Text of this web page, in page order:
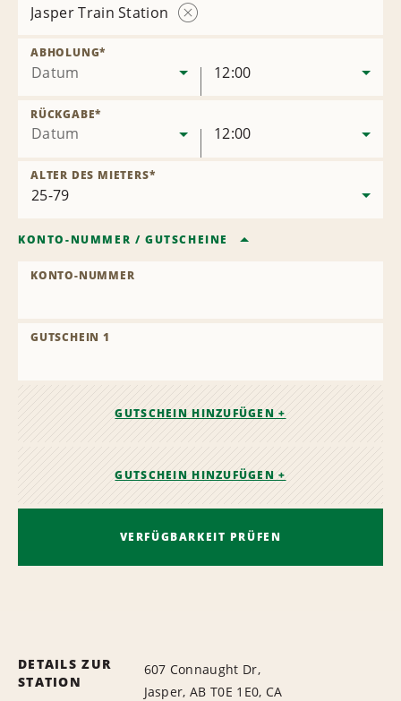
Jasper Train Station
Datum
ABHOLUNG*
12:00
Datum
RÜCKGABE*
12:00
ALTER DES MIETERS*
KONTO-NUMMER / GUTSCHEINE
KONTO-NUMMER
GUTSCHEIN 1
GUTSCHEIN HINZUFÜGEN +
GUTSCHEIN HINZUFÜGEN +
VERFÜGBARKEIT PRÜFEN
DETAILS ZUR
STATION
607 Connaught Dr,
Jasper, AB T0E 1E0, CA